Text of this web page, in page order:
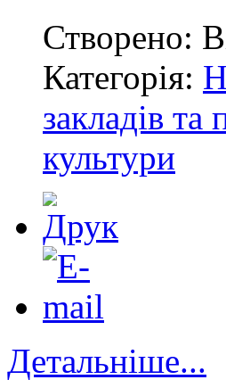
Створено:
Категорія:
закладів та
культури
Детальніше...